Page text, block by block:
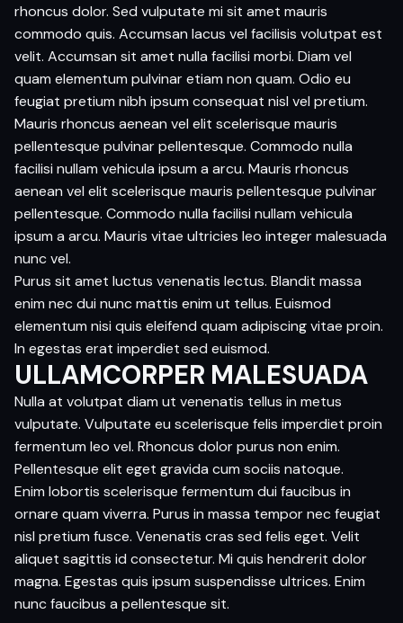
rhoncus dolor. Sed vulputate mi sit amet mauris
commodo quis. Accumsan lacus vel facilisis volutpat est
velit. Accumsan sit amet nulla facilisi morbi. Diam vel
quam elementum pulvinar etiam non quam. Odio eu
feugiat pretium nibh ipsum consequat nisl vel pretium.
Mauris rhoncus aenean vel elit scelerisque mauris
pellentesque pulvinar pellentesque. Commodo nulla
facilisi nullam vehicula ipsum a arcu. Mauris rhoncus
aenean vel elit scelerisque mauris pellentesque pulvinar
pellentesque. Commodo nulla facilisi nullam vehicula
ipsum a arcu. Mauris vitae ultricies leo integer malesuada
nunc vel.
Purus sit amet luctus venenatis lectus. Blandit massa
enim nec dui nunc mattis enim ut tellus. Euismod
elementum nisi quis eleifend quam adipiscing vitae proin.
In egestas erat imperdiet sed euismod.
ULLAMCORPER MALESUADA
Nulla at volutpat diam ut venenatis tellus in metus
vulputate. Vulputate eu scelerisque felis imperdiet proin
fermentum leo vel. Rhoncus dolor purus non enim.
Pellentesque elit eget gravida cum sociis natoque.
Enim lobortis scelerisque fermentum dui faucibus in
ornare quam viverra. Purus in massa tempor nec feugiat
nisl pretium fusce. Venenatis cras sed felis eget. Velit
aliquet sagittis id consectetur. Mi quis hendrerit dolor
magna. Egestas quis ipsum suspendisse ultrices. Enim
nunc faucibus a pellentesque sit.